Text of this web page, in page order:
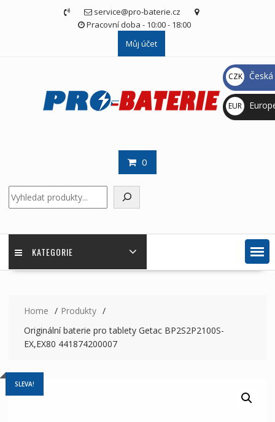
service@pro-baterie.cz
Pracovní doba - 10:00 - 18:00
Můj účet
0
KATEGORIE
Home
Produkty
Originální baterie pro tablety Getac BP2S2P2100S-
EX,EX80 441874200007
SLEVA!
CZK
Kč
EUR
€